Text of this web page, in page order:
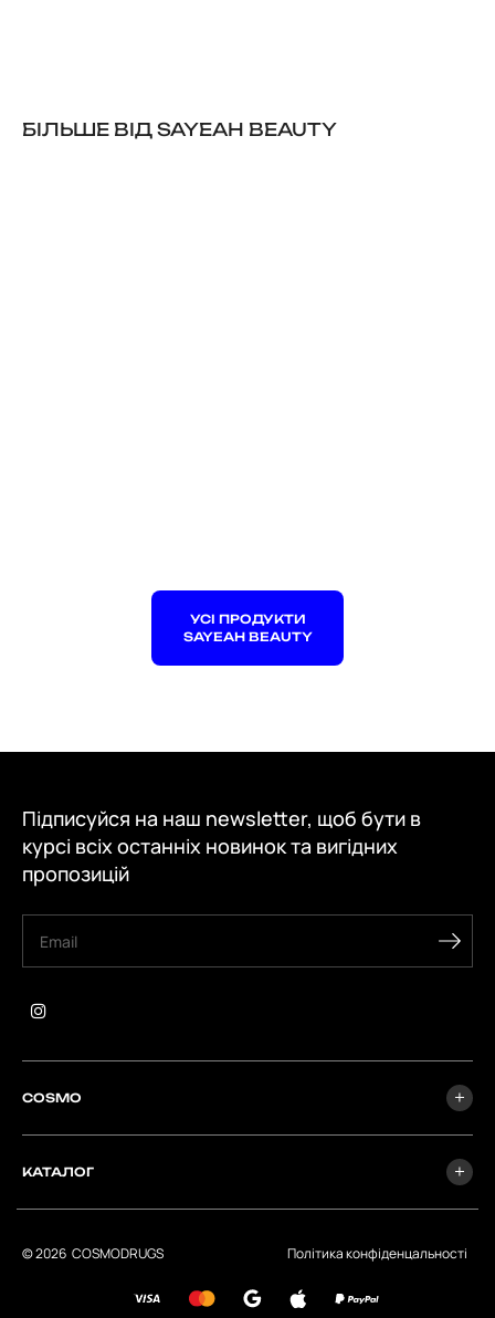
БІЛЬШЕ ВІД SAYEAH BEAUTY
УСІ ПРОДУКТИ
SAYEAH BEAUTY
Підписуйся на наш newsletter, щоб бути в
курсі всіх останніх новинок та вигідних
пропозицій
COSMO
КАТАЛОГ
© 2026 СOSMODRUGS Політика конфіденцальності